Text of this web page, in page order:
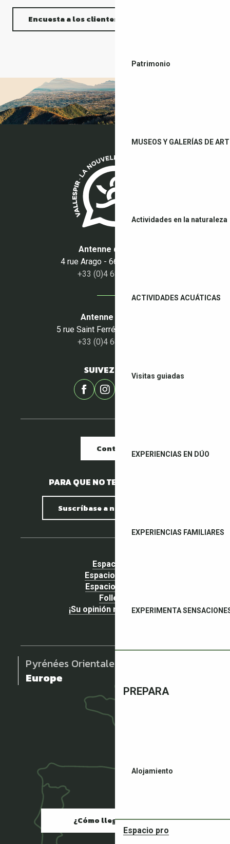
Patrimonio
MUSEOS Y GALERÍAS DE
Actividades en la naturaleza
ACTIVIDADES ACUÁTICAS
Visitas guiadas
EXPERIENCIAS EN DÚO
EXPERIENCIAS FAMILIARES
EXPERIMENTA
PREPARA
Alojamiento
Espacio pro
Encuesta a los clientes
Antenne du Boulou
4 rue Arago - 66160 Le Boulou
+33 (0)4 68 87 50 95
Antenne du Céret
5 rue Saint Ferréol - 66400 Céret
+33 (0)4 68 87 00 53
SUIVEZ-NOUS !
Contacto
PARA QUE NO TE PIERDAS NADA.
Suscríbase a nuestro boletín
Espacio pro
Espacio Grupos
Espacio prensa
Folletos
¡Su opinión nos importa!
Pyrénées Orientales
Europe
¿Cómo llegar?